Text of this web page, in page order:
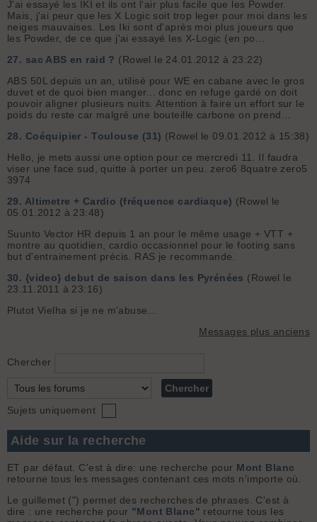
J'ai essayé les IKI et ils ont l'air plus facile que les Powder.
Mais, j'ai peur que les X Logic soit trop leger pour moi dans les
neiges mauvaises. Les Iki sont d'après moi plus joueurs que
les Powder, de ce que j'ai essayé les X-Logic (en po...
27. sac ABS en raid ? (Rowel le 24.01.2012 à 23:22)
ABS 50L depuis un an, utilisé pour WE en cabane avec le gros
duvet et de quoi bien manger... donc en refuge gardé on doit
pouvoir aligner plusieurs nuits. Attention à faire un effort sur le
poids du reste car malgré une bouteille carbone on prend...
28. Coéquipier - Toulouse (31) (Rowel le 09.01.2012 à 15:38)
Hello, je mets aussi une option pour ce mercredi 11. Il faudra
viser une face sud, quitte à porter un peu. zero6 8quatre zero5
3974
29. Altimetre + Cardio (fréquence cardiaque) (Rowel le
05.01.2012 à 23:48)
Suunto Vector HR depuis 1 an pour le même usage + VTT +
montre au quotidien, cardio occasionnel pour le footing sans
but d'entrainement précis. RAS je recommande.
30. {video} debut de saison dans les Pyrénées (Rowel le
23.11.2011 à 23:16)
Plutot Vielha si je ne m'abuse...
Messages plus anciens
Chercher
Sujets uniquement
Aide sur la recherche
ET par défaut. C'est à dire: une recherche pour Mont Blanc
retourne tous les messages contenant ces mots n'importe où.
Le guillemet (") permet des recherches de phrases. C'est à
dire : une recherche pour "Mont Blanc" retourne tous les